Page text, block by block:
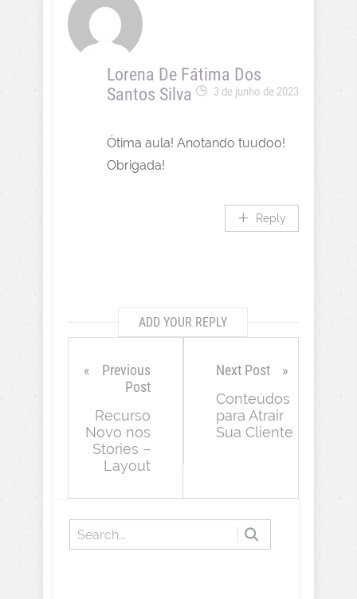
Lorena De Fátima Dos
Santos Silva
3 de junho de 2023
Ótima aula! Anotando tuudoo!
Obrigada!
Reply
ADD YOUR REPLY
Previous
Post
Recurso
Novo nos
Stories –
Layout
Next Post
Conteúdos
para Atrair
Sua Cliente